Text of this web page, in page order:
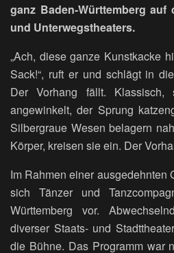
ganz Baden-Württemberg
und Unterwegstheaters.
„Ach, diese ganze Kunstkacke
Sack!“, ruft er und schlägt in
Der Vorhang fällt.
angewinkelt, der Sprung
Silbergraue Wesen belagern
Körper, kreisen sie ein. Der
Im Rahmen einer ausgedehnten
sich Tänzer und
Württemberg vor.
diverser Staats- und
die Bühne. Das Programm war